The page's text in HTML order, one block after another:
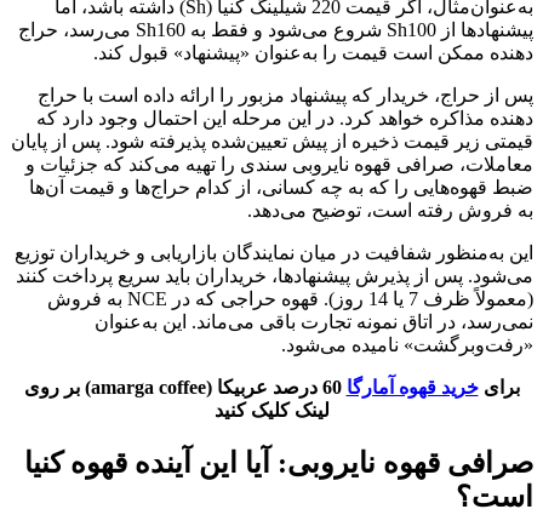
به‌عنوان‌مثال، اگر قیمت 220 شیلینگ کنیا (Sh) داشته باشد، اما
پیشنهاد‌ها از Sh100 شروع می‌شود و فقط به Sh160 می‌رسد، حراج
دهنده ممکن است قیمت را به‌عنوان «پیشنهاد» قبول کند.
پس از حراج، خریدار که پیشنهاد مزبور را ارائه داده است با حراج
دهنده مذاکره خواهد کرد. در این مرحله این احتمال وجود دارد که
قیمتی زیر قیمت ذخیره از پیش تعیین‌شده پذیرفته شود. پس از پایان
معاملات، صرافی قهوه نایروبی سندی را تهیه می‌کند که جزئیات و
ضبط قهوه‌هایی را که به چه کسانی، از کدام حراج‌ها و قیمت آن‌ها
به فروش رفته است، توضیح می‌دهد.
این به‌منظور شفافیت در میان نمایندگان بازاریابی و خریداران توزیع
می‌شود. پس از پذیرش پیشنهاد‌ها، خریداران باید سریع پرداخت کنند
(معمولاً ظرف 7 یا 14 روز). قهوه حراجی که در NCE به فروش
نمی‌رسد، در اتاق نمونه تجارت باقی می‌ماند. این به‌عنوان
«رفت‌وبرگشت» نامیده می‌شود.
برایخرید قهوه آمارگا 60 درصد عربیکا (amarga coffee)
بر روی
لینک کلیک کنید
صرافی قهوه نایروبی: آیا این آینده قهوه کنیا
است؟